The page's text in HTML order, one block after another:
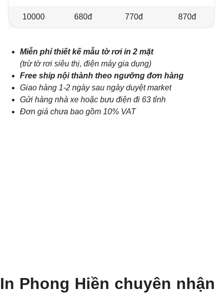
10000 680đ 770đ 870đ
Miễn phí thiết kế mẫu tờ rơi in 2 mặt
(trừ tờ rơi siêu thị, điện máy gia dụng)
Free ship nội thành theo ngưỡng đơn hàng
Giao hàng 1-2 ngày sau ngày duyệt market
Gửi hàng nhà xe hoặc bưu điện đi 63 tỉnh
Đơn giá chưa bao gồm 10% VAT
In Phong Hiền chuyên nhận